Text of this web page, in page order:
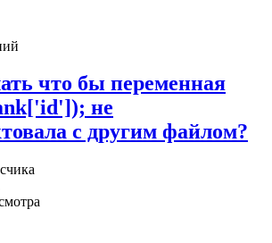
что бы переменная
не
с другим файлом?